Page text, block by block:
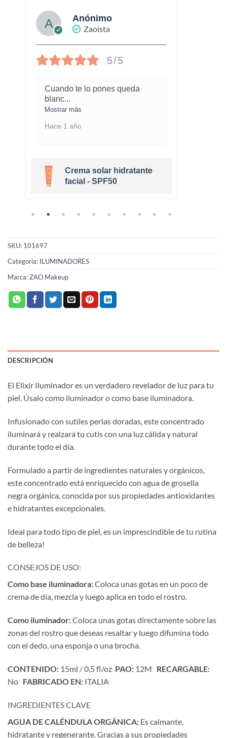
Anónimo
Zaoista
5/5
Cuando te lo pones queda
blanc...
Mostrar más
Hace 1 año
Crema solar hidratante
facial - SPF50
SKU: 101697
Categoría: ILUMINADORES
Marca:ZAO Makeup
DESCRIPCIÓN
El Elixir Iluminador es un verdadero revelador de luz para tu
piel. Úsalo como iluminador o como base iluminadora.
Infusionado con sutiles perlas doradas, este concentrado
iluminará y realzará tu cutis con una luz cálida y natural
durante todo el día.
Formulado a partir de ingredientes naturales y orgánicos,
este concentrado está enriquecido con agua de grosella
negra orgánica, conocida por sus propiedades antioxidantes
e hidratantes excepcionales.
Ideal para todo tipo de piel, es un imprescindible de tu rutina
de belleza!
CONSEJOS DE USO:
Como base iluminadora:Coloca unas gotas en un poco de
crema de día, mezcla y luego aplica en todo el rostro.
Como iluminador:Coloca unas gotas directamente sobre las
zonas del rostro que deseas resaltar y luego difumina todo
con el dedo, una esponja o una brocha.
CONTENIDO: 15ml / 0,5 fl/oz PAO: 12M RECARGABLE:
No FABRICADO EN: ITALIA
INGREDIENTES CLAVE
AGUA DE CALÉNDULA ORGÁNICA: Es calmante,
hidratante y regenerante. Gracias a sus propiedades